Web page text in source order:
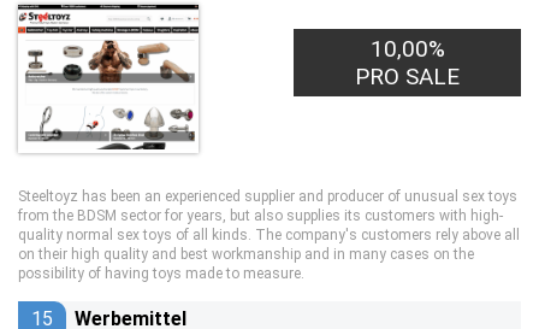
10,00%
PRO SALE
Steeltoyz has been an experienced supplier and producer of unusual sex toys
from the BDSM sector for years, but also supplies its customers with high-
quality normal sex toys of all kinds. The company's customers rely above all
on their high quality and best workmanship and in many cases on the
possibility of having toys made to measure.
15 Werbemittel